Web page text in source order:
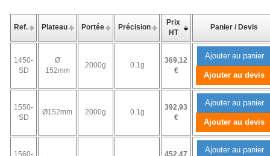
Ref. Plateau Portée Précision
Prix
HT
Panier / Devis
1450-
SD
Ø
152mm
2000g 0.1g
369,12
€
Ajouter au panier
Ajouter au devis
1550-
SD
Ø152mm 2000g 0.1g
392,93
€
Ajouter au panier
Ajouter au devis
1560-
452,47
Ajouter au panier